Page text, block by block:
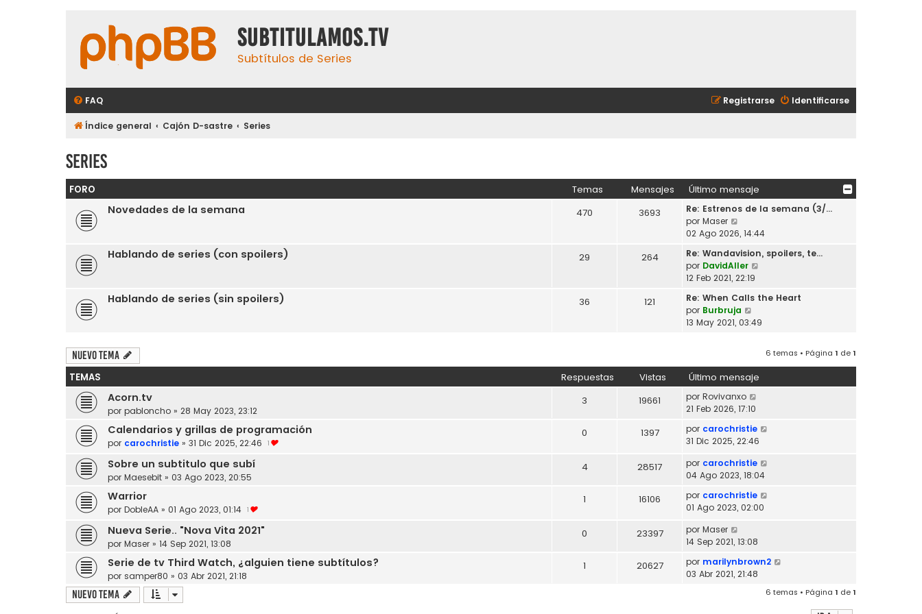
subtitulamos.tv
Subtítulos de Series
FAQ Identificarse
Registrarse
Índice general Cajón D-sastre Series
Series
FORO Temas Mensajes Último mensaje
Novedades de la semana 470 3693
Re: Estrenos de la semana (3/…
por Maser
e
ú
l
t
i
m
o
s
a
j
e
02 Ago 2026, 14:44
Hablando de series (con spoilers) 29 264
Re: Wandavision, spoilers, te…
por DavidAller
ú
t
m
e
a
12 Feb 2021, 22:19
Hablando de series (sin spoilers) 36 121
Re: When Calls the Heart
por Burbruja
e
i
m
o
e
n
a
j
e
13 May 2021, 03:49
Nuevo Tema 6 temas • Página 1 de1
TEMAS Respuestas Vistas Último mensaje
Acorn.tv
por pabloncho » 28 May 2023, 23:12
3 19661 por Rovivanxo
21 Feb 2026, 17:10
Calendarios y grillas de programación
por carochristie » 31 Dic 2025, 22:46 1
0 1397 por carochristie
31 Dic 2025, 22:46
Sobre un subtitulo que subí
por Maesebit » 03 Ago 2023, 20:55
4 28517 por carochristie
04 Ago 2023, 18:04
Warrior
por DobleAA » 01 Ago 2023, 01:14 1
1 16106 por carochristie
01 Ago 2023, 02:00
Nueva Serie.. "Nova Vita 2021"
por Maser » 14 Sep 2021, 13:08
0 23397 por Maser
14 Sep 2021, 13:08
Serie de tv Third Watch, ¿alguien tiene subtítulos?
por samper80 » 03 Abr 2021, 21:18
1 20627 por marilynbrown2
03 Abr 2021, 21:48
Nuevo Tema 6 temas • Página 1 de1